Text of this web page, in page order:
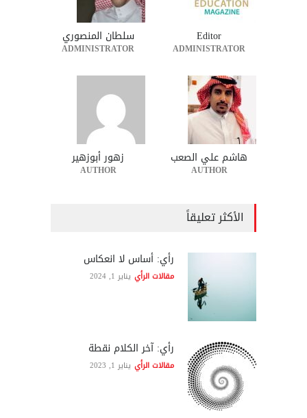
Editor
ADMINISTRATOR
سلطان المنصوري
ADMINISTRATOR
هاشم علي الصعب
AUTHOR
زهور أبوزهير
AUTHOR
الأكثر تعليقاً
رأي: أساس لا انعكاس
مقالات الرأي يناير 1, 2024
رأي: آخر الكلام نقطة
مقالات الرأي يناير 1, 2023